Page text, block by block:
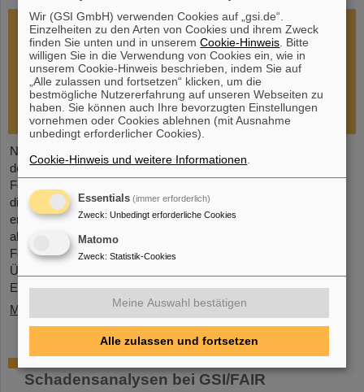
Nach dem Brandereignis bei GSI am 5. Februar 2026 hat sich
der GSI-Aufsichtsrat in einer außerordentlichen Sitzung am 13.
Februar mit dem Lagebild befasst und Sofortmaßnahmen
diskutiert und beschlossen. Fokus sind jetzt unmittelbar
erforderliche Reparatur- und Instandsetzungsmaßnahmen,
alternative Lösungen für die Wiederherstellung des
Forschungsbetriebes sowie die Inbetriebnahme von FAIR und
Überbrückungsmöglichkeiten für Forschende, die kurzfristig auf
Experimentierbetrieb am Beschleuniger
Mehr »
Nach Großbrand laufen die
Schadensanalysen bei GSI/FAIR
Wir (GSI GmbH) verwenden Cookies auf „gsi.de“.
Einzelheiten zu den Arten von Cookies und ihrem Zweck
finden Sie unten und in unseremCookie-Hinweis . Bitte
willigen Sie in die Verwendung von Cookies ein, wie in
unserem Cookie-Hinweis beschrieben, indem Sie auf
„Alle zulassen und fortsetzen“ klicken, um die
bestmögliche Nutzererfahrung auf unseren Webseiten zu
haben. Sie können auch Ihre bevorzugten Einstellungen
vornehmen oder Cookies ablehnen (mit Ausnahme
unbedingt erforderlicher Cookies).
Cookie-Hinweis und weitere Informationen
Essentials (immer erforderlich)
Zweck: Unbedingt erforderliche Cookies
Matomo
Zweck: Statistik-Cookies
Meine Auswahl bestätigen
Alle zulassen und fortsetzen